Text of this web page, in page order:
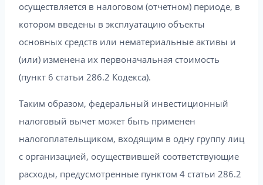
осуществляется в налоговом (отчетном) периоде, в
котором введены в эксплуатацию объекты
основных средств или нематериальные активы и
(или) изменена их первоначальная стоимость
(пункт 6 статьи 286.2 Кодекса).
Таким образом, федеральный инвестиционный
налоговый вычет может быть применен
налогоплательщиком, входящим в одну группу лиц
с организацией, осуществившей соответствующие
расходы, предусмотренные пунктом 4 статьи 286.2